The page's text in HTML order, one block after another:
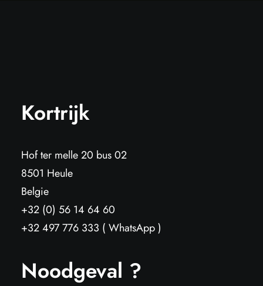
Kortrijk
Hof ter melle 20 bus 02
8501 Heule
Belgie
+32 (0) 56 14 64 60
+32 497 776 333 ( WhatsApp )
Noodgeval ?